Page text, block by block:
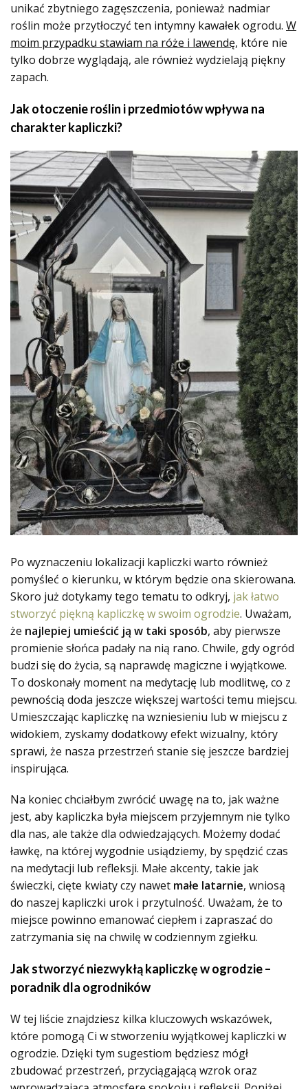
unikać zbytniego zagęszczenia, ponieważ nadmiar
roślin może przytłoczyć ten intymny kawałek ogrodu. W
moim przypadku stawiam na róże i lawendę, które nie
tylko dobrze wyglądają, ale również wydzielają piękny
zapach.
Jak otoczenie roślin i przedmiotów wpływa na
charakter kapliczki?
Po wyznaczeniu lokalizacji kapliczki warto również
pomyśleć o kierunku, w którym będzie ona skierowana.
Skoro już dotykamy tego tematu to odkryj, jak łatwo
stworzyć piękną kapliczkę w swoim ogrodzie. Uważam,
że najlepiej umieścić ją w taki sposób, aby pierwsze
promienie słońca padały na nią rano. Chwile, gdy ogród
budzi się do życia, są naprawdę magiczne i wyjątkowe.
To doskonały moment na medytację lub modlitwę, co z
pewnością doda jeszcze większej wartości temu miejscu.
Umieszczając kapliczkę na wzniesieniu lub w miejscu z
widokiem, zyskamy dodatkowy efekt wizualny, który
sprawi, że nasza przestrzeń stanie się jeszcze bardziej
inspirująca.
Na koniec chciałbym zwrócić uwagę na to, jak ważne
jest, aby kapliczka była miejscem przyjemnym nie tylko
dla nas, ale także dla odwiedzających. Możemy dodać
ławkę, na której wygodnie usiądziemy, by spędzić czas
na medytacji lub refleksji. Małe akcenty, takie jak
świeczki, cięte kwiaty czy nawet małe latarnie, wniosą
do naszej kapliczki urok i przytulność. Uważam, że to
miejsce powinno emanować ciepłem i zapraszać do
zatrzymania się na chwilę w codziennym zgiełku.
Jak stworzyć niezwykłą kapliczkę w ogrodzie –
poradnik dla ogrodników
W tej liście znajdziesz kilka kluczowych wskazówek,
które pomogą Ci w stworzeniu wyjątkowej kapliczki w
ogrodzie. Dzięki tym sugestiom będziesz mógł
zbudować przestrzeń, przyciągającą wzrok oraz